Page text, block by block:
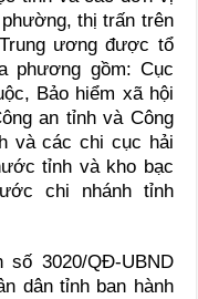
thị trấn trên
ương được tổ
phương gồm: Cục
Bảo hiểm xã hội
an tỉnh và Công
và các chi cục hải
tỉnh và kho bạc
chi nhánh tỉnh
số 3020/QĐ-UBND
dân tỉnh ban hành